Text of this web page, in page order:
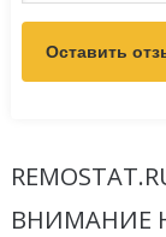
ВНИМАНИЕ